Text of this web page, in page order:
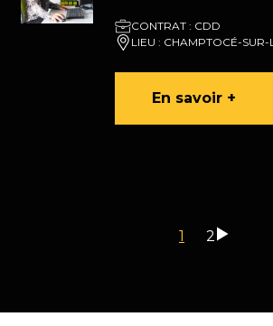
CONTRAT : CDD
LIEU : CHAMPTOCÉ-SUR-
En savoir +
Page
1 Page
2